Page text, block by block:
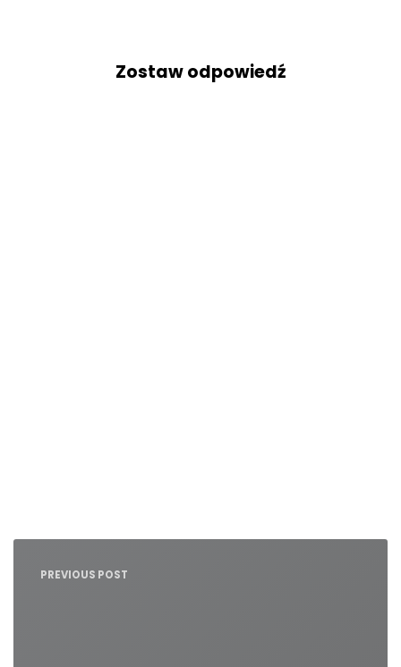
Zostaw odpowiedź
Nawigacja
PREVIOUS POST